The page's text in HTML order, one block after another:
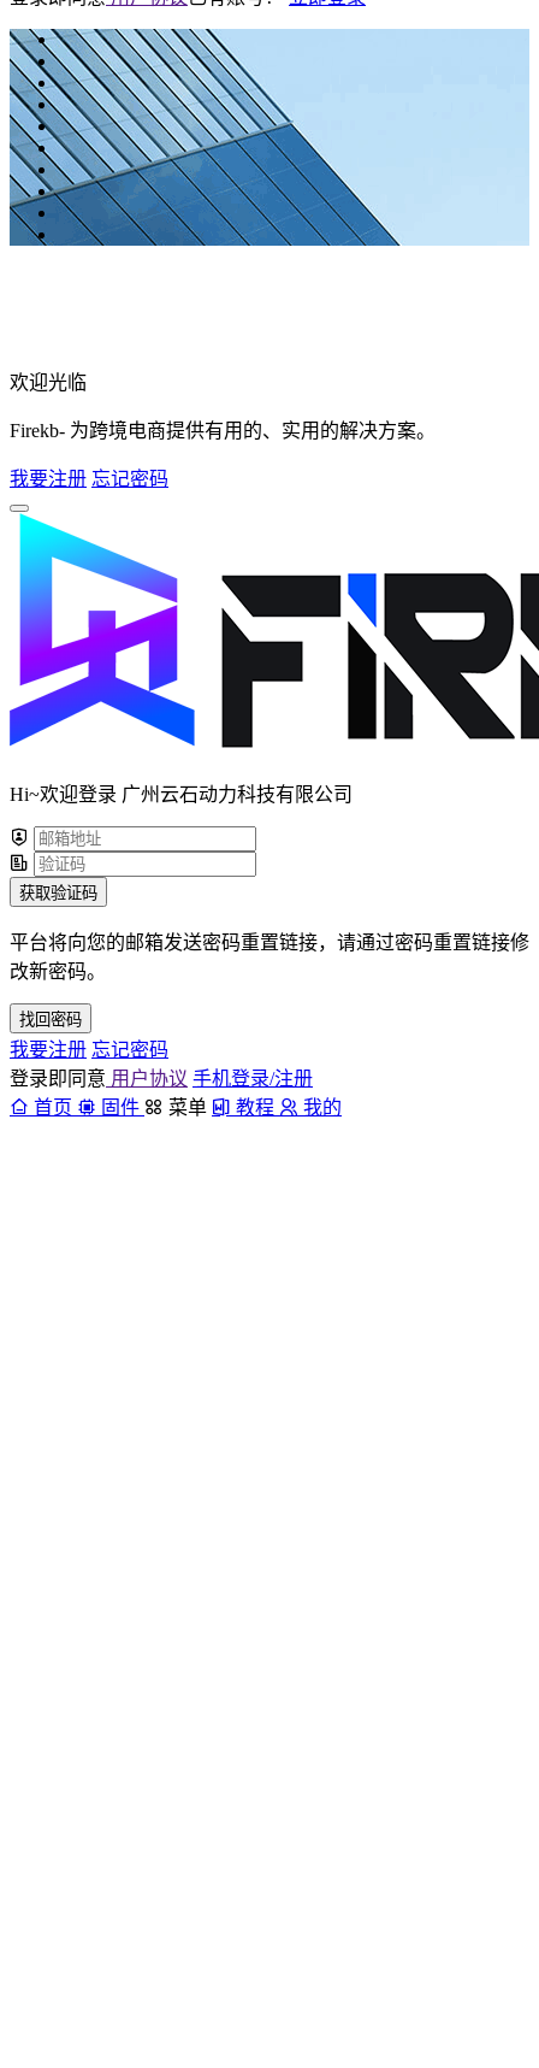
欢迎光临
Firekb- 为跨境电商提供有用的、实用的解决方案。
我要注册 忘记密码
Hi~欢迎登录 广州云石动力科技有限公司
获取验证码
平台将向您的邮箱发送密码重置链接，请通过密码重置链接修
改新密码。
找回密码
我要注册 忘记密码
登录即同意 用户协议 手机登录/注册
首页
固件 菜单 教程 我的